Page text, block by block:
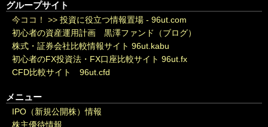
グループサイト
今ココ！ >> 投資に役立つ情報置場 - 96ut.com
初心者の資産運用計画 黒澤ファンド（ブログ）
株式・証券会社比較情報サイト 96ut.kabu
初心者のFX投資法・FX口座比較サイト 96ut.fx
CFD比較サイト 96ut.cfd
メニュー
IPO（新規公開株）情報
株主優待情報